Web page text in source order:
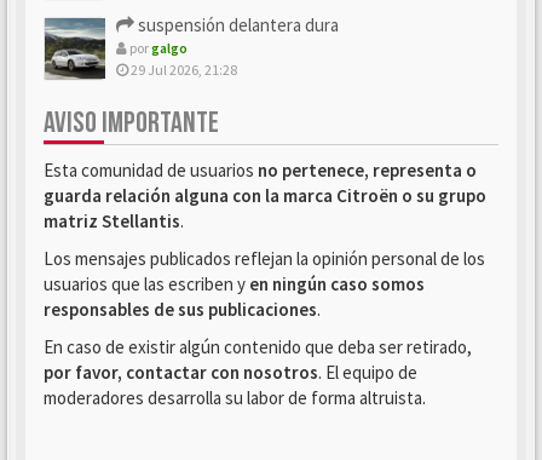
suspensión delantera dura
porgalgo
29 Jul 2026, 21:28
AVISO IMPORTANTE
Esta comunidad de usuarios no pertenece, representa o
guarda relación alguna con la marca Citroën o su grupo
matriz Stellantis.
Los mensajes publicados reflejan la opinión personal de los
usuarios que las escriben y en ningún caso somos
responsables de sus publicaciones.
En caso de existir algún contenido que deba ser retirado,
por favor, contactar con nosotros. El equipo de
moderadores desarrolla su labor de forma altruista.